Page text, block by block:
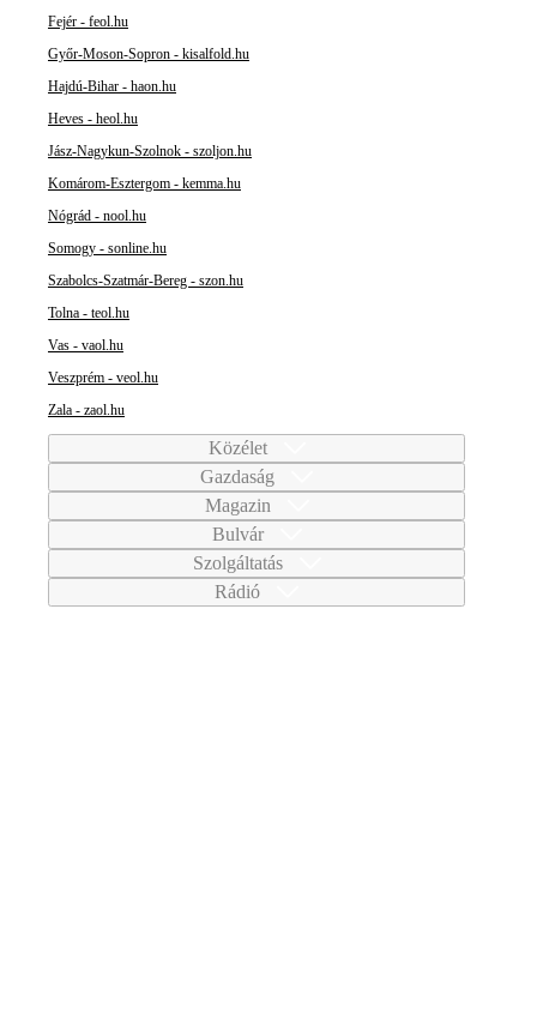
Fejér - feol.hu
Győr-Moson-Sopron - kisalfold.hu
Hajdú-Bihar - haon.hu
Heves - heol.hu
Jász-Nagykun-Szolnok - szoljon.hu
Komárom-Esztergom - kemma.hu
Nógrád - nool.hu
Somogy - sonline.hu
Szabolcs-Szatmár-Bereg - szon.hu
Tolna - teol.hu
Vas - vaol.hu
Veszprém - veol.hu
Zala - zaol.hu
Közélet
Gazdaság
Magazin
Bulvár
Szolgáltatás
Rádió